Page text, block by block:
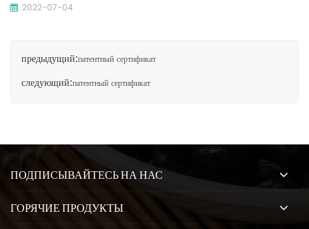
2022-07-04
предыдущий:патентный сертификат
следующий:патентный сертификат
ПОДПИСЫВАЙТЕСЬ НА НАС
ГОРЯЧИЕ ПРОДУКТЫ